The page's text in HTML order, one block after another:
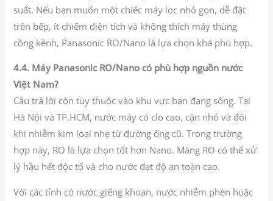
suất. Nếu bạn muốn một chiếc máy lọc nhỏ gọn, dễ đặt
trên bếp, ít chiếm diện tích và không thích máy thùng
cồng kềnh, Panasonic RO/Nano là lựa chọn khá phù hợp.
4.4. Máy Panasonic RO/Nano có phù hợp nguồn nước
Việt Nam?
Câu trả lời còn tùy thuộc vào khu vực bạn đang sống. Tại
Hà Nội và TP.HCM, nước máy có clo cao, cặn nhỏ và đôi
khi nhiễm kim loại nhẹ từ đường ống cũ. Trong trường
hợp này, RO là lựa chọn tốt hơn Nano. Màng RO có thể xử
lý hầu hết độc tố và cho nước đạt độ an toàn cao.
Với các tỉnh có nước giếng khoan, nước nhiễm phèn hoặc